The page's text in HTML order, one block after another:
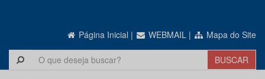
Página Inicial | WEBMAIL | Mapa do Site